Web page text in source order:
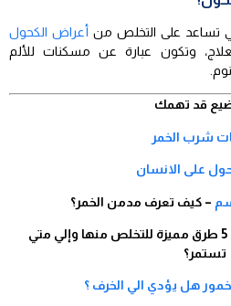
تساعد على التخلص من أعراض الكحول
وتكون عبارة عن مسكنات للألم
قد تهمك
شرب الخمر​
على الانسان
– كيف تعرف مدمن الخمر؟
5 طرق مميزة للتخلص منها وإلي متي
تستمر؟
هل يؤدي الي الخرف ؟